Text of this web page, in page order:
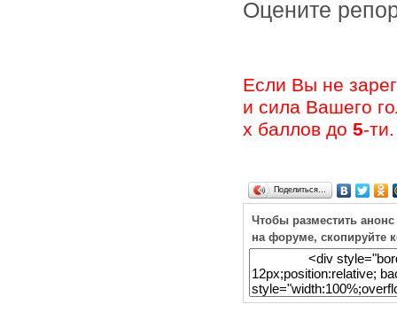
Оцените
Если Вы не
и сила Вашего
х баллов до 5-ти.
Поделиться…
Чтобы разместить
на форуме, скопируйте